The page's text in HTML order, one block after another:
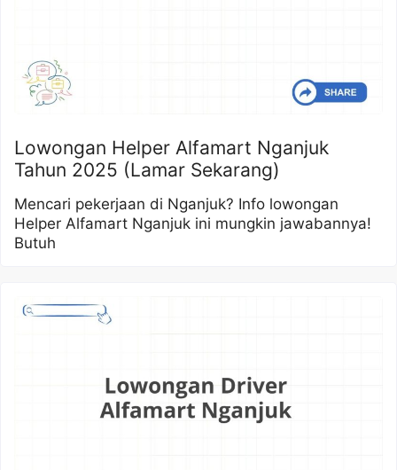
Lowongan Helper Alfamart Nganjuk
Tahun 2025 (Lamar Sekarang)
Mencari pekerjaan di Nganjuk? Info lowongan
Helper Alfamart Nganjuk ini mungkin jawabannya!
Butuh